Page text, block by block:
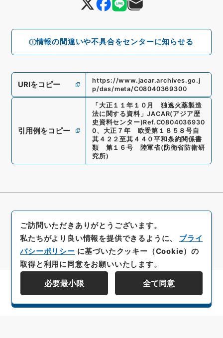
情報の間違いや不具合をセンターに知らせる
URIをコピー
https://www.jacar.archives.go.j
p/das/meta/C08040369300
引用例をコピー
「 大正１１年１０月 独逸火薬製造
法に関する資料 」JACAR(アジア歴
史資料センター)Ref.C0804036930
0、 大正７年 欧受第１８５８号自
其４２２至其４４０平和条約関係書
類 第１６号 陸軍省( 防衛省防衛研
究所)
資料群階層を表示する
ご訪問いただきありがとうございます。
私たちがより良い情報を提供できるように、 プライ
バシーポリシー に基づいたクッキー（Cookie）の
取得と利用に同意をお願いいたします。
必要最小限 全て同意